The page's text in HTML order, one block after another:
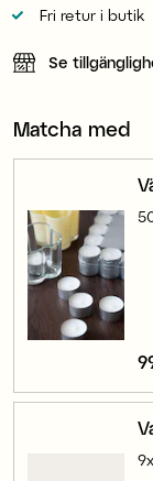
Fri retur i butik
Se
Matcha med